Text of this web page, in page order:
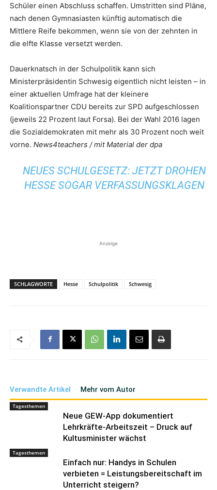
Schüler einen Abschluss schaffen. Umstritten sind Pläne,
nach denen Gymnasiasten künftig automatisch die
Mittlere Reife bekommen, wenn sie von der zehnten in
die elfte Klasse versetzt werden.
Dauerknatsch in der Schulpolitik kann sich
Ministerpräsidentin Schwesig eigentlich nicht leisten – in
einer aktuellen Umfrage hat der kleinere
Koalitionspartner CDU bereits zur SPD aufgeschlossen
(jeweils 22 Prozent laut Forsa). Bei der Wahl 2016 lagen
die Sozialdemokraten mit mehr als 30 Prozent noch weit
vorne. News4teachers / mit Material der dpa
NEUES SCHULGESETZ: JETZT DROHEN
HESSE SOGAR VERFASSUNGSKLAGEN
Anzeige
SCHLAGWORTE Hesse Schulpolitik Schwesig
Verwandte Artikel Mehr vom Autor
Tagesthemen
Neue GEW-App dokumentiert
Lehrkräfte-Arbeitszeit – Druck auf
Kultusminister wächst
Tagesthemen
Einfach nur: Handys in Schulen
verbieten = Leistungsbereitschaft im
Unterricht steigern?